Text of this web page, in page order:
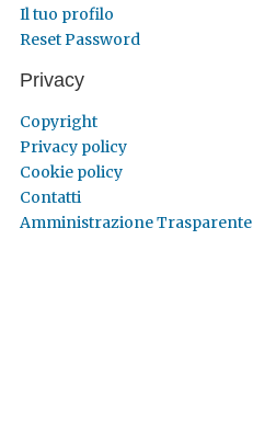
Il tuo profilo
Reset Password
Privacy
Copyright
Privacy policy
Cookie policy
Contatti
Amministrazione Trasparente